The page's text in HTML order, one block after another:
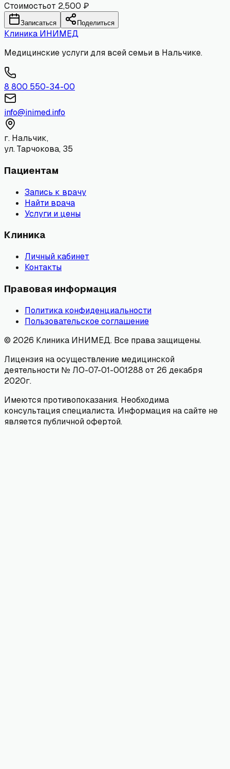
Стоимостьот 2,500 ₽
Записаться Поделиться
Клиника ИНИМЕД
Медицинские услуги для всей семьи в Нальчике.
8 800 550-34-00
info@inimed.info
г. Нальчик,
ул. Тарчокова, 35
Пациентам
Запись к врачу
Найти врача
Услуги и цены
Клиника
Личный кабинет
Контакты
Правовая информация
Политика конфиденциальности
Пользовательское соглашение
© 2026 Клиника ИНИМЕД. Все права защищены.
Лицензия на осуществление медицинской
деятельности № ЛО-07-01-001288 от 26 декабря
2020г.
Имеются противопоказания. Необходима
консультация специалиста. Информация на сайте не
является публичной офертой.